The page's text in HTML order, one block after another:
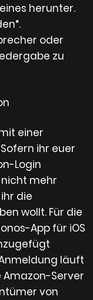
herunter.
oder
zu
einer
ihr euer
Login
mehr
die
wollt. Für die
App für iOS
läuft
Server
von